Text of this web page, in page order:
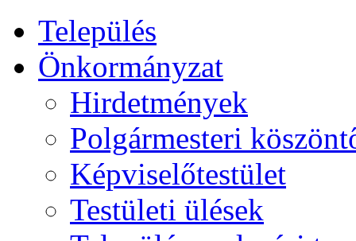
Település
Önkormányzat
Hirdetmények
Polgármesteri
Képviselőtestület
Testületi ülések